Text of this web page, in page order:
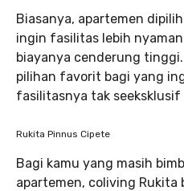
Biasanya, apartemen
ingin fasilitas lebih
biayanya cenderung
pilihan favorit bagi yang
fasilitasnya tak seeksklusif
Rukita Pinnus Cipete
Bagi kamu yang masih
apartemen, coliving Rukita